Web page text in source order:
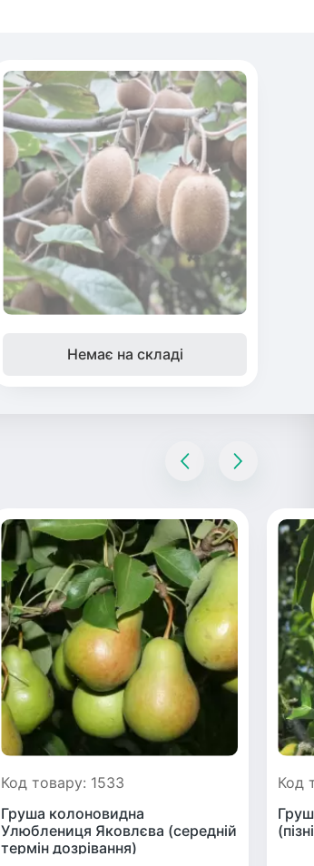
Немає на складі
Код товару: 1533
Груша колоновидна
Улюблениця Яковлєва (середній
термін дозрівання)
Код